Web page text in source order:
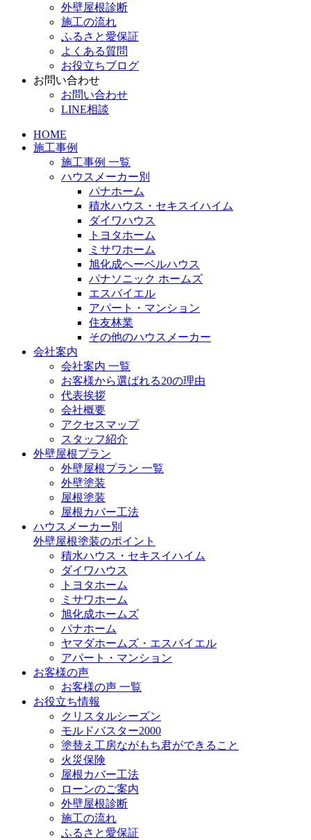
外壁屋根診断
施工の流れ
ふるさと愛保証
よくある質問
お役立ちブログ
お問い合わせ
お問い合わせ
LINE相談
HOME
施工事例
施工事例 一覧
ハウスメーカー別
パナホーム
積水ハウス・セキスイハイム
ダイワハウス
トヨタホーム
ミサワホーム
旭化成ヘーベルハウス
パナソニック ホームズ
エスバイエル
アパート・マンション
住友林業
その他のハウスメーカー
会社案内
会社案内 一覧
お客様から選ばれる20の理由
代表挨拶
会社概要
アクセスマップ
スタッフ紹介
外壁屋根プラン
外壁屋根プラン 一覧
外壁塗装
屋根塗装
屋根カバー工法
ハウスメーカー別
外壁屋根塗装のポイント
積水ハウス・セキスイハイム
ダイワハウス
トヨタホーム
ミサワホーム
旭化成ホームズ
パナホーム
ヤマダホームズ・エスバイエル
アパート・マンション
お客様の声
お客様の声 一覧
お役立ち情報
クリスタルシーズン
モルドバスター2000
塗替え工房ながもち君ができること
火災保険
屋根カバー工法
ローンのご案内
外壁屋根診断
施工の流れ
ふるさと愛保証